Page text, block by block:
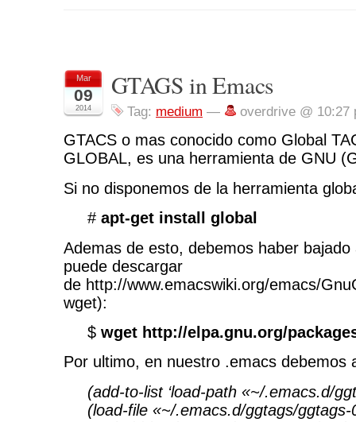
Mar
09
2014
GTAGS in Emacs
Tag: medium — overdrive @ 10:27
GTACS o mas conocido como Global
GLOBAL, es una herramienta de GNU
Si no disponemos de la herramienta
# apt-get install global
Ademas de esto, debemos haber
puede descargar
de http://www.emacswiki.org/emacs/
wget):
$ wget http://elpa.gnu.org/
Por ultimo, en nuestro .emacs debemos
(add-to-list ‘load-path «~/.emacs.d/
(load-file «~/.emacs.d/ggtags/ggtags-